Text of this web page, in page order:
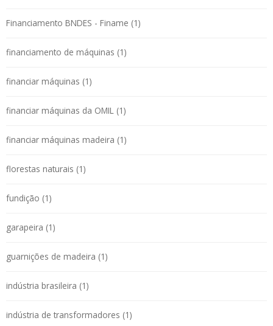
Financiamento BNDES - Finame (1)
financiamento de máquinas (1)
financiar máquinas (1)
financiar máquinas da OMIL (1)
financiar máquinas madeira (1)
florestas naturais (1)
fundição (1)
garapeira (1)
guarnições de madeira (1)
indústria brasileira (1)
indústria de transformadores (1)